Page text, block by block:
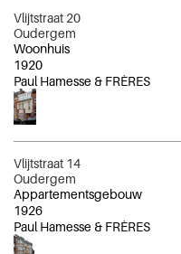
Vlijtstraat 20
Oudergem
Woonhuis
1920
Paul Hamesse & FRÈRES
Vlijtstraat 14
Oudergem
Appartementsgebouw
1926
Paul Hamesse & FRÈRES